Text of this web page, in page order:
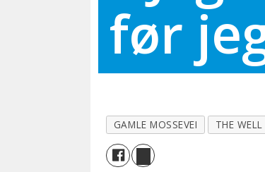
før
GAMLE MOSSEVEI THE WELL